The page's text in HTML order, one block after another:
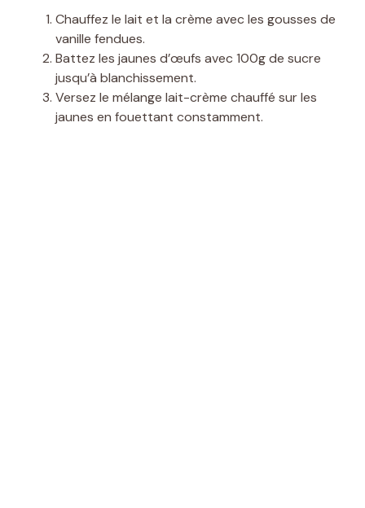
Chauffez le lait et la crème avec les gousses de
vanille fendues.
Battez les jaunes d’œufs avec 100g de sucre
jusqu’à blanchissement.
Versez le mélange lait-crème chauffé sur les
jaunes en fouettant constamment.